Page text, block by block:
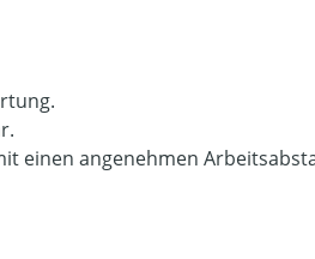
einen angenehmen